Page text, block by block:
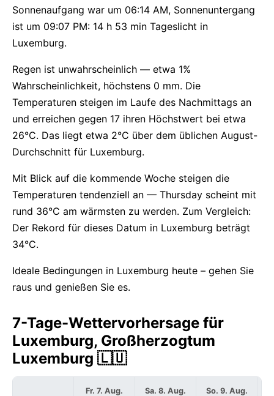
Sonnenaufgang war um 06:14 AM, Sonnenuntergang
ist um 09:07 PM: 14 h 53 min Tageslicht in
Luxemburg.
Regen ist unwahrscheinlich — etwa 1%
Wahrscheinlichkeit, höchstens 0 mm. Die
Temperaturen steigen im Laufe des Nachmittags an
und erreichen gegen 17 ihren Höchstwert bei etwa
26°C. Das liegt etwa 2°C über dem üblichen August-
Durchschnitt für Luxemburg.
Mit Blick auf die kommende Woche steigen die
Temperaturen tendenziell an — Thursday scheint mit
rund 36°C am wärmsten zu werden. Zum Vergleich:
Der Rekord für dieses Datum in Luxemburg beträgt
34°C.
Ideale Bedingungen in Luxemburg heute – gehen Sie
raus und genießen Sie es.
7-Tage-Wettervorhersage für
Luxemburg, Großherzogtum
Luxemburg 🇱🇺
Fr. 7. Aug. Sa. 8. Aug. So. 9. Aug.